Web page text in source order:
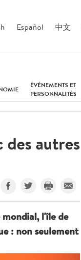
Español 中文
ÉVÉNEMENTS ET
PERSONNALITÉS
autres
l'île de
: non seulement